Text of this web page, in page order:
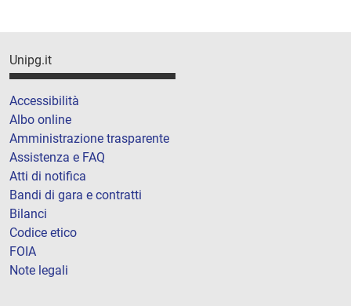
Unipg.it
Accessibilità
Albo online
Amministrazione trasparente
Assistenza e FAQ
Atti di notifica
Bandi di gara e contratti
Bilanci
Codice etico
FOIA
Note legali